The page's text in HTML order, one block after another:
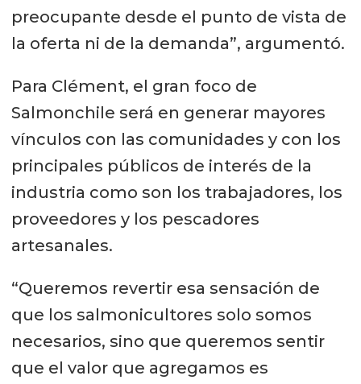
preocupante desde el punto de vista de
la oferta ni de la demanda”, argumentó.
Para Clément, el gran foco de
Salmonchile será en generar mayores
vínculos con las comunidades y con los
principales públicos de interés de la
industria como son los trabajadores, los
proveedores y los pescadores
artesanales.
“Queremos revertir esa sensación de
que los salmonicultores solo somos
necesarios, sino que queremos sentir
que el valor que agregamos es